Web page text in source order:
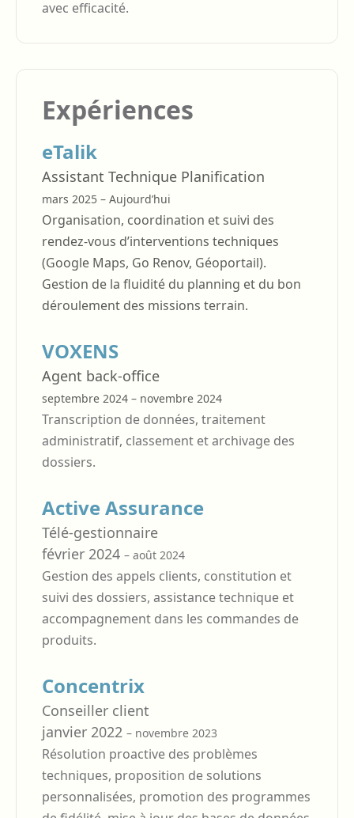
avec efficacité.
Expériences
eTalik
Assistant Technique Planification
mars 2025 – Aujourd’hui
Organisation, coordination et suivi des
rendez-vous d’interventions techniques
(Google Maps, Go Renov, Géoportail).
Gestion de la fluidité du planning et du bon
déroulement des missions terrain.
VOXENS
Agent back-office
septembre 2024 – novembre 2024
Transcription de données, traitement
administratif, classement et archivage des
dossiers.
Active Assurance
Télé-gestionnaire
février 2024 – août 2024
Gestion des appels clients, constitution et
suivi des dossiers, assistance technique et
accompagnement dans les commandes de
produits.
Concentrix
Conseiller client
janvier 2022 – novembre 2023
Résolution proactive des problèmes
techniques, proposition de solutions
personnalisées, promotion des programmes